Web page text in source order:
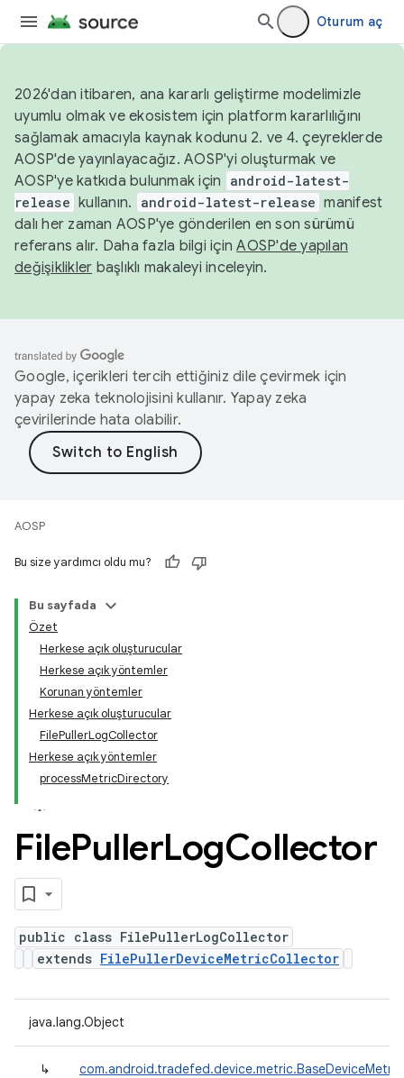
Oturum aç
2026'dan itibaren, ana kararlı geliştirme modelimizle
uyumlu olmak ve ekosistem için platform kararlılığını
sağlamak amacıyla kaynak kodunu 2. ve 4. çeyreklerde
AOSP'de yayınlayacağız. AOSP'yi oluşturmak ve
AOSP'ye katkıda bulunmak için
android-latest-
release kullanın. android-latest-release manifest
dalı her zaman AOSP'ye gönderilen en son sürümü
referans alır. Daha fazla bilgi içinAOSP'de yapılan
değişiklikler başlıklı makaleyi inceleyin.
Google, içerikleri tercih ettiğiniz dile çevirmek için
yapay zeka teknolojisini kullanır. Yapay zeka
çevirilerinde hata olabilir.
AOSP
Bu size yardımcı oldu mu?
Bu sayfada
Özet
Herkese açık oluşturucular
Herkese açık yöntemler
Korunan yöntemler
Herkese açık oluşturucular
FilePullerLogCollector
Herkese açık yöntemler
processMetricDirectory
FilePullerLogCollector
public class FilePullerLogCollector
extends FilePullerDeviceMetricCollector
java.lang.Object
↳